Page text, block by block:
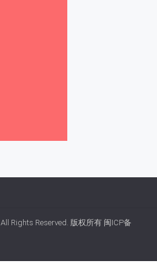
All Rights Reserved. 版权所有 闽ICP备